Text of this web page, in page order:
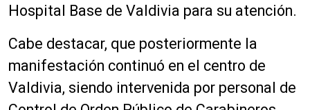
Hospital Base de Valdivia para su atención.
Cabe destacar, que posteriormente la
manifestación continuó en el centro de
Valdivia, siendo intervenida por personal de